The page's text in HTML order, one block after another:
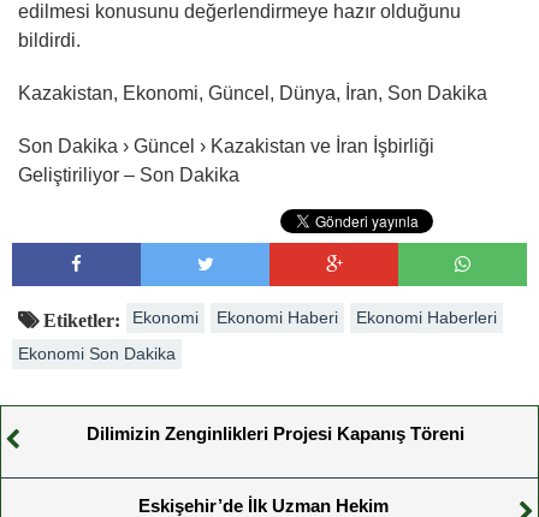
edilmesi konusunu değerlendirmeye hazır olduğunu
bildirdi.
Kazakistan, Ekonomi, Güncel, Dünya, İran, Son Dakika
Son Dakika › Güncel › Kazakistan ve İran İşbirliği
Geliştiriliyor – Son Dakika
Etiketler: Ekonomi Ekonomi Haberi
Ekonomi Haberleri
Ekonomi Son Dakika
Dilimizin Zenginlikleri Projesi Kapanış Töreni
Eskişehir’de İlk Uzman Hekim